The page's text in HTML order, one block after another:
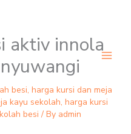
aktiv innola
besi, harga kursi dan meja
kayu sekolah, harga kursi
besi / By admin